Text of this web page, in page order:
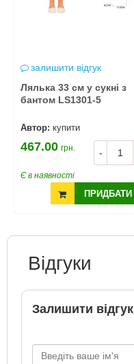
залишити відгук
Лялька 33 см у сукні з
бантом LS1301-5
Автор: купити
-
467.00 грн.
Є в наявності
ПРИДБАТИ
Відгуки
Залишити відгук